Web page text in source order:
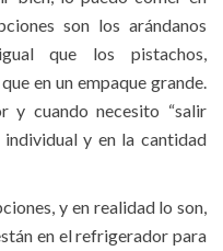
son los arándanos
que los pistachos,
en un empaque grande.
y cuando necesito “salir
y en la cantidad
y en realidad lo son,
en el refrigerador para